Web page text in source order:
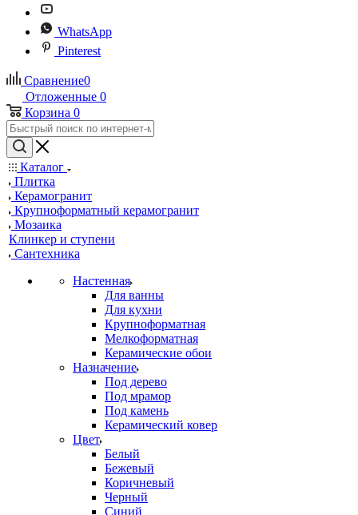
WhatsApp
Pinterest
Сравнение0
Отложенные 0
Корзина 0
Каталог
Плитка
Керамогранит
Крупноформатный керамогранит
Мозаика
Клинкер и ступени
Сантехника
Настенная
Для ванны
Для кухни
Крупноформатная
Мелкоформатная
Керамические обои
Назначение
Под дерево
Под мрамор
Под камень
Керамический ковер
Цвет
Белый
Бежевый
Коричневый
Черный
Синий